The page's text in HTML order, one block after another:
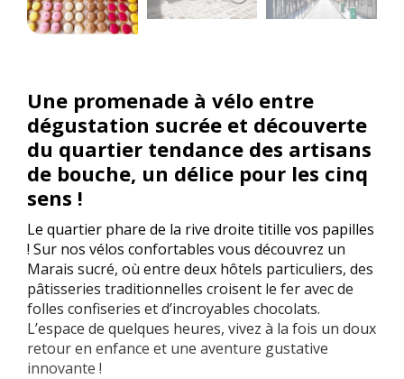
Une promenade à vélo entre
dégustation sucrée et découverte
du quartier tendance des artisans
de bouche, un délice pour les cinq
sens !
Le quartier phare de la rive droite titille vos papilles
! Sur nos vélos confortables vous découvrez un
Marais sucré, où entre deux hôtels particuliers, des
pâtisseries traditionnelles croisent le fer avec de
folles confiseries et d’incroyables chocolats.
L’espace de quelques heures, vivez à la fois un doux
retour en enfance et une aventure gustative
innovante !